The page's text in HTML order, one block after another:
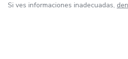
Si ves informaciones inadecuadas,